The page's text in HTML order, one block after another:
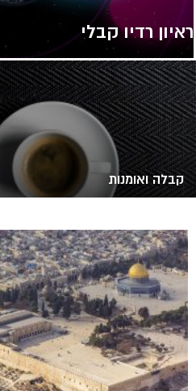
ראיון רדיו קבלי
קבלה ואומנות